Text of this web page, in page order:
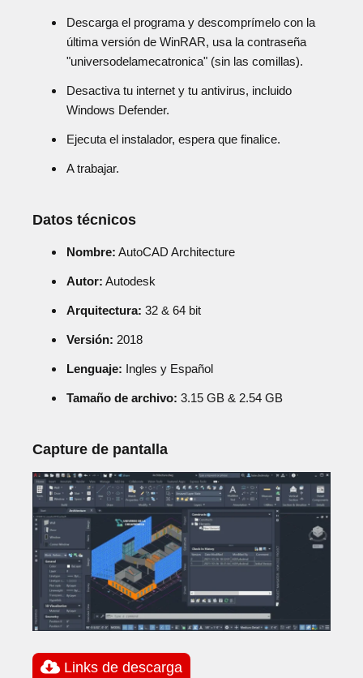
Descarga el programa y descomprímelo con la
última versión de WinRAR, usa la contraseña
"universodelamecatronica" (sin las comillas).
Desactiva tu internet y tu antivirus, incluido
Windows Defender.
Ejecuta el instalador, espera que finalice.
A trabajar.
Datos técnicos
Nombre: AutoCAD Architecture
Autor: Autodesk
Arquitectura: 32 & 64 bit
Versión: 2018
Lenguaje: Ingles y Español
Tamaño de archivo: 3.15 GB & 2.54 GB
Capture de pantalla
Links de descarga